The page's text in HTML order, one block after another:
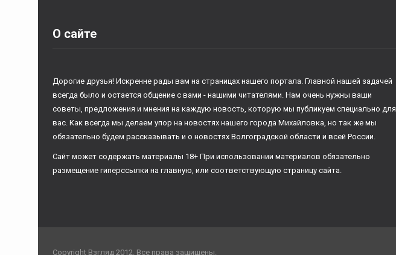
О сайте
Дорогие друзья! Искренне рады вам на страницах нашего портала. Главной нашей задачей
всегда было и остается общение с вами - нашими читателями. Нам очень нужны ваши
советы, предложения и мнения на каждую новость, которую мы публикуем специально для
вас. Как всегда мы делаем упор на новостях нашего города Михайловка, но так же мы
обязательно будем рассказывать и о новостях Волгоградской области и всей России.
Сайт может содержать материалы 18+ При использовании материалов обязательно
размещение гиперссылки на главную, или соответствующую страницу сайта.
Copyright Взгляд 2012. Все права защищены.